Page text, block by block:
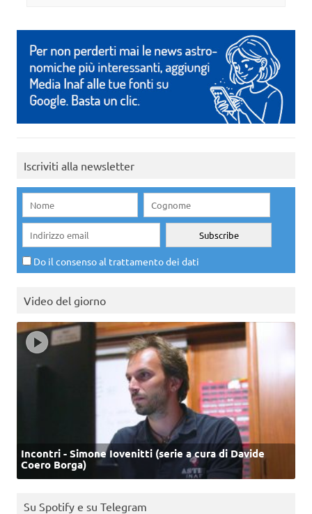
Iscriviti alla newsletter
Do il consenso al trattamento dei dati
Video del giorno
Incontri - Simone Iovenitti (serie a cura di Davide
Coero Borga)
Su Spotify e su Telegram